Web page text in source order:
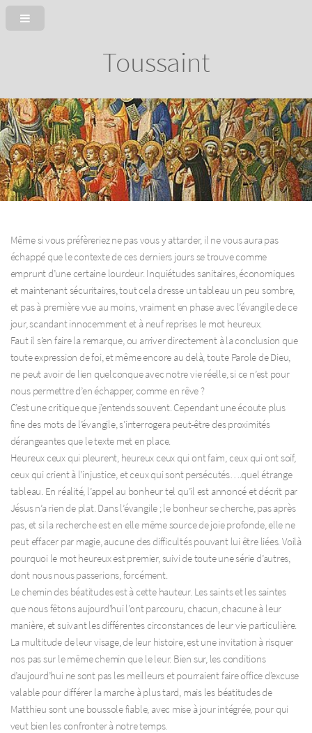
Toussaint
Même si vous préfèreriez ne pas vous y attarder, il ne vous aura pas
échappé que le contexte de ces derniers jours se trouve comme
emprunt d’une certaine lourdeur. Inquiétudes sanitaires, économiques
et maintenant sécuritaires, tout cela dresse un tableau un peu sombre,
et pas à première vue au moins, vraiment en phase avec l’évangile de ce
jour, scandant innocemment et à neuf reprises le mot heureux.
Faut il s’en faire la remarque, ou arriver directement à la conclusion que
toute expression de foi, et même encore au delà, toute Parole de Dieu,
ne peut avoir de lien quelconque avec notre vie réelle, si ce n’est pour
nous permettre d’en échapper, comme en rêve ?
C’est une critique que j’entends souvent. Cependant une écoute plus
fine des mots de l’évangile, s’interrogera peut-être des proximités
dérangeantes que le texte met en place.
Heureux ceux qui pleurent, heureux ceux qui ont faim, ceux qui ont soif,
ceux qui crient à l’injustice, et ceux qui sont persécutés….quel étrange
tableau. En réalité, l’appel au bonheur tel qu’il est annoncé et décrit par
Jésus n’a rien de plat. Dans l’évangile ; le bonheur se cherche, pas après
pas, et si la recherche est en elle même source de joie profonde, elle ne
peut effacer par magie, aucune des difficultés pouvant lui être liées. Voilà
pourquoi le mot heureux est premier, suivi de toute une série d’autres,
dont nous nous passerions, forcément.
Le chemin des béatitudes est à cette hauteur. Les saints et les saintes
que nous fêtons aujourd’hui l’ont parcouru, chacun, chacune à leur
manière, et suivant les différentes circonstances de leur vie particulière.
La multitude de leur visage, de leur histoire, est une invitation à risquer
nos pas sur le même chemin que le leur. Bien sur, les conditions
d’aujourd’hui ne sont pas les meilleurs et pourraient faire office d’excuse
valable pour différer la marche à plus tard, mais les béatitudes de
Matthieu sont une boussole fiable, avec mise à jour intégrée, pour qui
veut bien les confronter à notre temps.